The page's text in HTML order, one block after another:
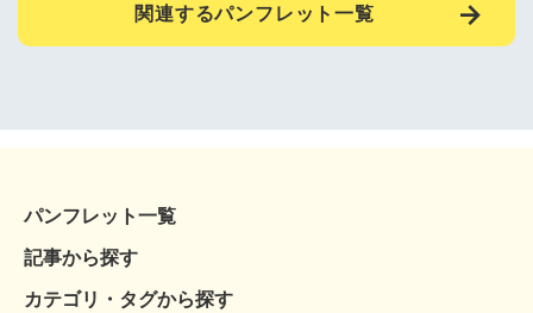
関連するパンフレット一覧
パンフレット一覧
記事から探す
カテゴリ・タグから探す